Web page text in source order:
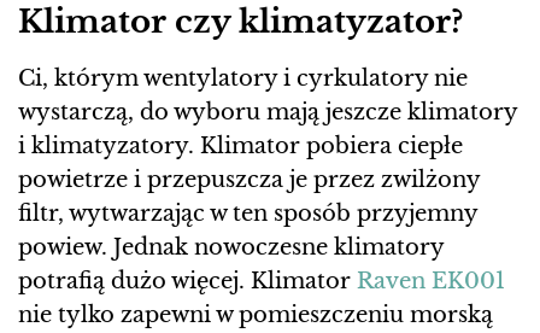
Klimator czy klimatyzator?
Ci, którym wentylatory i cyrkulatory nie
wystarczą, do wyboru mają jeszcze klimatory
i klimatyzatory. Klimator pobiera ciepłe
powietrze i przepuszcza je przez zwilżony
filtr, wytwarzając w ten sposób przyjemny
powiew. Jednak nowoczesne klimatory
potrafią dużo więcej. Klimator Raven EK001
nie tylko zapewni w pomieszczeniu morską